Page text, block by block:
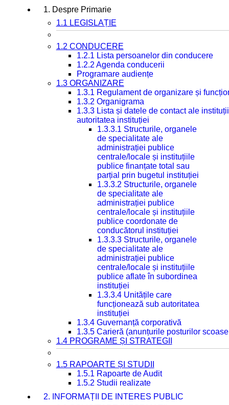
1. Despre Primarie
1.1 LEGISLAȚIE
1.2 CONDUCERE
1.2.1 Lista persoanelor din conducere
1.2.2 Agenda conducerii
Programare audiențe
1.3 ORGANIZARE
1.3.1 Regulament de organizare și
1.3.2 Organigrama
1.3.3 Lista și datele de contact ale
autoritatea instituției
1.3.3.1 Structurile, organele
de specialitate ale
administrației publice
centrale/locale și instituțiile
publice finanțate total sau
parțial prin bugetul instituției
1.3.3.2 Structurile, organele
de specialitate ale
administrației publice
centrale/locale și instituțiile
publice coordonate de
conducătorul instituției
1.3.3.3 Structurile, organele
de specialitate ale
administrației publice
centrale/locale și instituțiile
publice aflate în subordinea
instituției
1.3.3.4 Unitățile care
funcționează sub autoritatea
instituției
1.3.4 Guvernanță corporativă
1.3.5 Carieră (anunțurile posturilor
1.4 PROGRAME ȘI STRATEGII
1.5 RAPOARTE ȘI STUDII
1.5.1 Rapoarte de Audit
1.5.2 Studii realizate
2. INFORMAȚII DE INTERES PUBLIC